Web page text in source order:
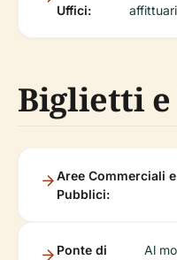
Uffici:
affittuari
Biglietti e
Aree Commerciali
Pubblici:
Ponte di
Al